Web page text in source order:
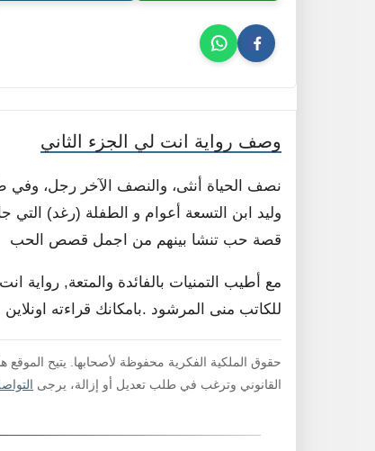
وصف رواية انت لي الجزء الثاني
نصف الحياة أنثى، والنصف الآخر رجل،
وليد ابن التسعة أعوام و الطفلة (رغد) التي
قصة حب تنشا بينهم من اجمل قصص الحب
مع أطيب التمنيات بالفائدة والمتعة, رواية
للكاتب منى المرشود .بامكانك قراءته
حقوق الملكية الفكرية محفوظة لأصحابها. يتيح
القانوني وترغب في طلب تعديل أو إزالة، يرجى